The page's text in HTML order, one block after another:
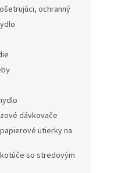
ochranný
dávkovače
utierky na
so stredovým